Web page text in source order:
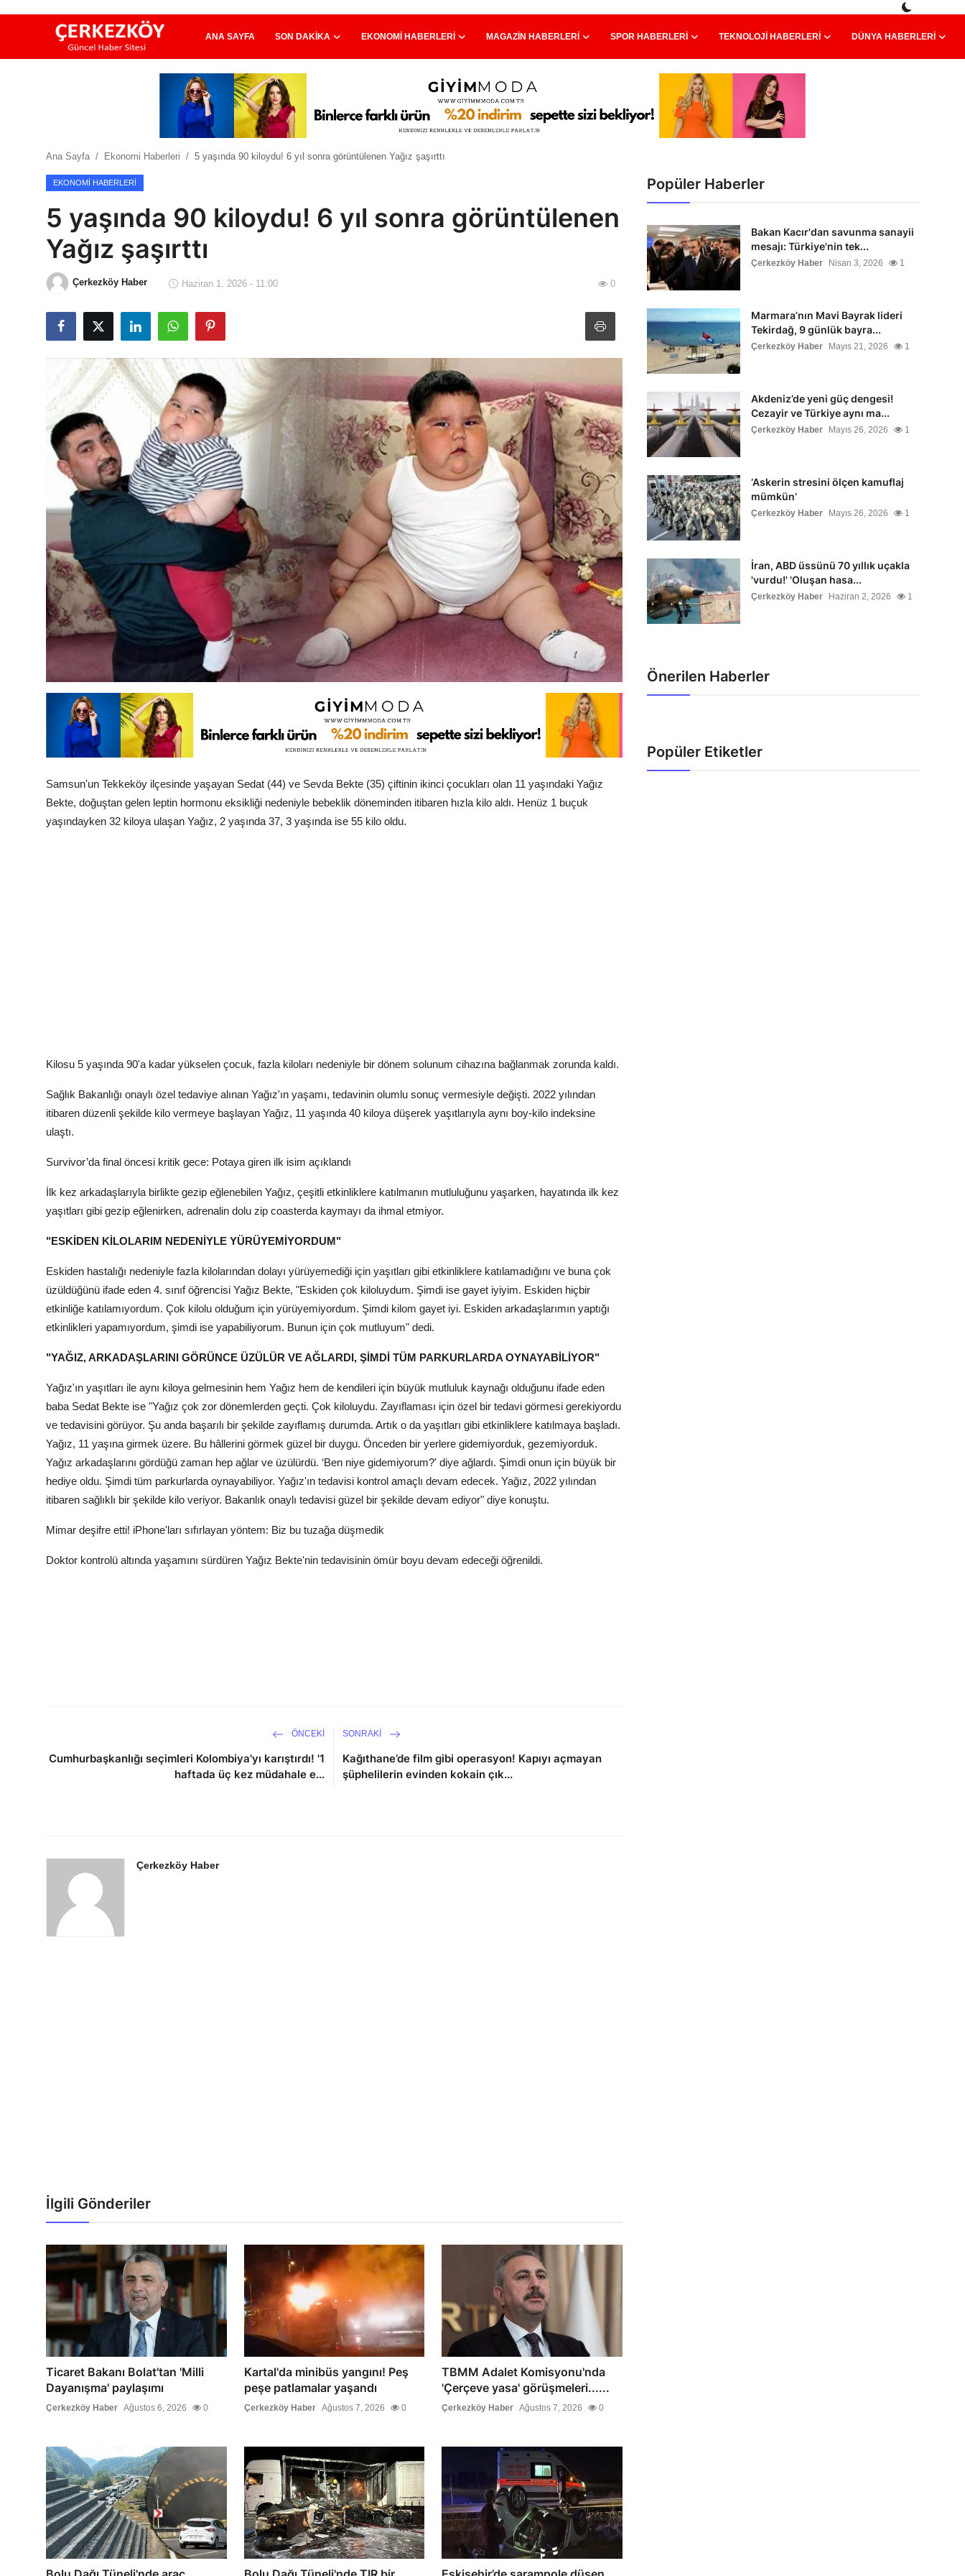
ANA SAYFA SON DAKIKA EKONOMI HABERLERI MAGAZIN HABERLERI SPOR HABERLERI TEKNOLOJI HABERLERI DÜNYA HABERLERI
Ekonomi Haberleri
Spor Haberleri
Teknoloji Haberleri
Çerkezköy
Ana Sayfa Ekonomi Haberleri 5 yaşında 90 kiloydu! 6 yıl sonra görüntülenen Yağız şaşırttı
EKONOMI HABERLERI
5 yaşında 90 kiloydu! 6 yıl sonra görüntülenen
Yağız şaşırttı
Çerkezköy Haber Haziran 1, 2026 - 11:00 0
Samsun'un Tekkeköy ilçesinde yaşayan Sedat (44) ve Sevda Bekte (35) çiftinin ikinci çocukları olan 11 yaşındaki Yağız
Bekte, doğuştan gelen leptin hormonu eksikliği nedeniyle bebeklik döneminden itibaren hızla kilo aldı. Henüz 1 buçuk
yaşındayken 32 kiloya ulaşan Yağız, 2 yaşında 37, 3 yaşında ise 55 kilo oldu.
Kilosu 5 yaşında 90'a kadar yükselen çocuk, fazla kiloları nedeniyle bir dönem solunum cihazına bağlanmak zorunda kaldı.
Sağlık Bakanlığı onaylı özel tedaviye alınan Yağız'ın yaşamı, tedavinin olumlu sonuç vermesiyle değişti. 2022 yılından
itibaren düzenli şekilde kilo vermeye başlayan Yağız, 11 yaşında 40 kiloya düşerek yaşıtlarıyla aynı boy-kilo indeksine
ulaştı.
Survivor’da final öncesi kritik gece: Potaya giren ilk isim açıklandı
İlk kez arkadaşlarıyla birlikte gezip eğlenebilen Yağız, çeşitli etkinliklere katılmanın mutluluğunu yaşarken, hayatında ilk kez
yaşıtları gibi gezip eğlenirken, adrenalin dolu zip coasterda kaymayı da ihmal etmiyor.
"ESKİDEN KİLOLARIM NEDENİYLE YÜRÜYEMİYORDUM"
Eskiden hastalığı nedeniyle fazla kilolarından dolayı yürüyemediği için yaşıtları gibi etkinliklere katılamadığını ve buna çok
üzüldüğünü ifade eden 4. sınıf öğrencisi Yağız Bekte, "Eskiden çok kiloluydum. Şimdi ise gayet iyiyim. Eskiden hiçbir
etkinliğe katılamıyordum. Çok kilolu olduğum için yürüyemiyordum. Şimdi kilom gayet iyi. Eskiden arkadaşlarımın yaptığı
etkinlikleri yapamıyordum, şimdi ise yapabiliyorum. Bunun için çok mutluyum" dedi.
"YAĞIZ, ARKADAŞLARINI GÖRÜNCE ÜZÜLÜR VE AĞLARDI, ŞİMDİ TÜM PARKURLARDA OYNAYABİLİYOR"
Yağız'ın yaşıtları ile aynı kiloya gelmesinin hem Yağız hem de kendileri için büyük mutluluk kaynağı olduğunu ifade eden
baba Sedat Bekte ise "Yağız çok zor dönemlerden geçti. Çok kiloluydu. Zayıflaması için özel bir tedavi görmesi gerekiyordu
ve tedavisini görüyor. Şu anda başarılı bir şekilde zayıflamış durumda. Artık o da yaşıtları gibi etkinliklere katılmaya başladı.
Yağız, 11 yaşına girmek üzere. Bu hâllerini görmek güzel bir duygu. Önceden bir yerlere gidemiyorduk, gezemiyorduk.
Yağız arkadaşlarını gördüğü zaman hep ağlar ve üzülürdü. ‘Ben niye gidemiyorum?' diye ağlardı. Şimdi onun için büyük bir
hediye oldu. Şimdi tüm parkurlarda oynayabiliyor. Yağız'ın tedavisi kontrol amaçlı devam edecek. Yağız, 2022 yılından
itibaren sağlıklı bir şekilde kilo veriyor. Bakanlık onaylı tedavisi güzel bir şekilde devam ediyor" diye konuştu.
Mimar deşifre etti! iPhone'ları sıfırlayan yöntem: Biz bu tuzağa düşmedik
Doktor kontrolü altında yaşamını sürdüren Yağız Bekte'nin tedavisinin ömür boyu devam edeceği öğrenildi.
ÖNCEKI
Cumhurbaşkanlığı seçimleri Kolombiya'yı karıştırdı! '1
haftada üç kez müdahale e...
SONRAKI
Kağıthane’de film gibi operasyon! Kapıyı açmayan
şüphelilerin evinden kokain çık...
Çerkezköy Haber
İlgili Gönderiler
Ticaret Bakanı Bolat'tan 'Milli
Dayanışma' paylaşımı
Çerkezköy Haber Ağustos 6, 2026 0
Kartal'da minibüs yangını! Peş
peşe patlamalar yaşandı
Çerkezköy Haber Ağustos 7, 2026 0
TBMM Adalet Komisyonu'nda
'Çerçeve yasa' görüşmeleri......
Çerkezköy Haber Ağustos 7, 2026 0
Popüler Haberler
Bakan Kacır'dan savunma sanayii
mesajı: Türkiye'nin tek...
Çerkezköy Haber Nisan 3, 2026 1
Marmara’nın Mavi Bayrak lideri
Tekirdağ, 9 günlük bayra...
Çerkezköy Haber Mayıs 21, 2026 1
Akdeniz’de yeni güç dengesi!
Cezayir ve Türkiye aynı ma...
Çerkezköy Haber Mayıs 26, 2026 1
‘Askerin stresini ölçen kamuflaj
mümkün’
Çerkezköy Haber Mayıs 26, 2026 1
İran, ABD üssünü 70 yıllık uçakla
'vurdu!' 'Oluşan hasa...
Çerkezköy Haber Haziran 2, 2026 1
Önerilen Haberler
Popüler Etiketler